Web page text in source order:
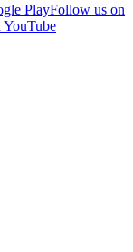
PlayFollow us on